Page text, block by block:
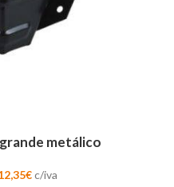
metálico
€c/iva